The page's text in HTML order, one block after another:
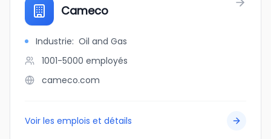
Cameco
Industrie: Oil and Gas
1001-5000 employés
cameco.com
Voir les emplois et détails